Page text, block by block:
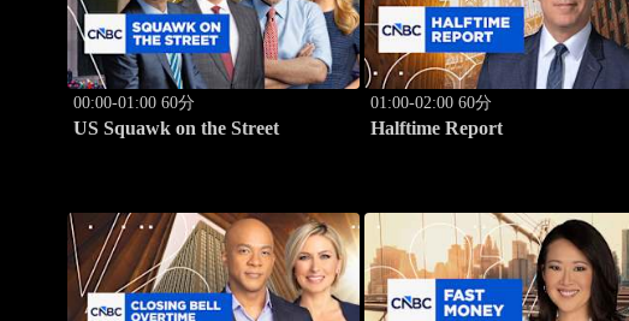
00:00-01:00 60分
US Squawk on the Street
01:00-02:00 60分
Halftime Report